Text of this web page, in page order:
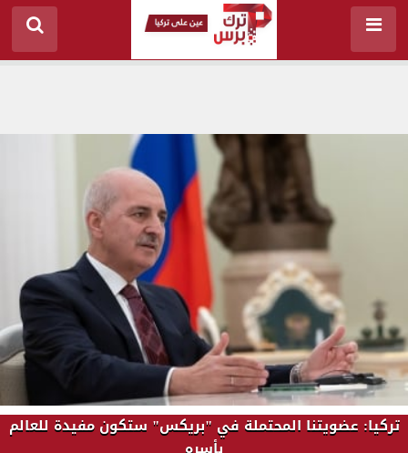
تركيا: عضويتنا المحتملة في "بريكس" ستكون مفيدة للعالم